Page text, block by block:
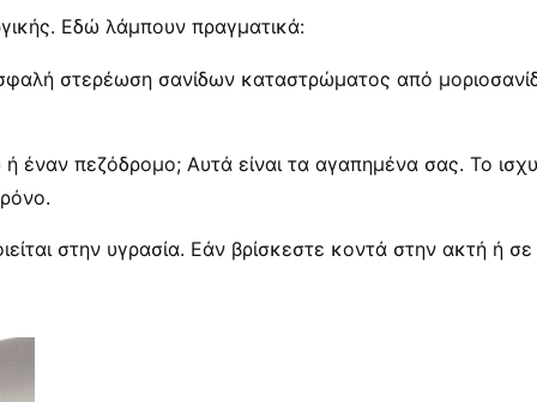
Εδώ λάμπουν πραγματικά:
στερέωση σανίδων καταστρώματος από
έναν πεζόδρομο; Αυτά είναι τα αγαπημένα σας. Το
στην υγρασία. Εάν βρίσκεστε κοντά στην ακτή ή σε